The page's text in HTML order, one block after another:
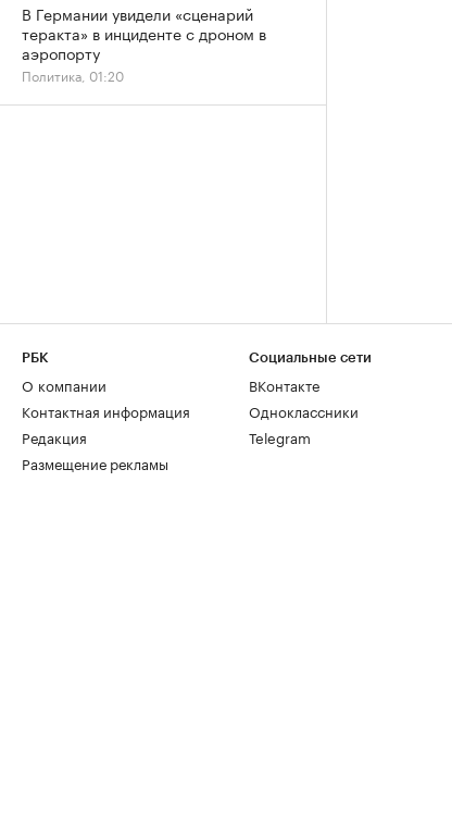
В Германии увидели «сценарий
теракта» в инциденте с дроном в
аэропорту
Политика, 01:20
РБК
О компании
Контактная информация
Редакция
Размещение рекламы
Социальные сети
ВКонтакте
Одноклассники
Telegram